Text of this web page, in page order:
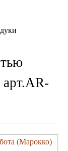
КОНТАКТЫ